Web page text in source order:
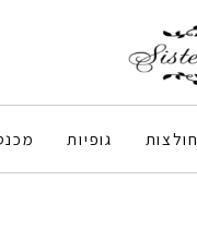
חולצות גופיות